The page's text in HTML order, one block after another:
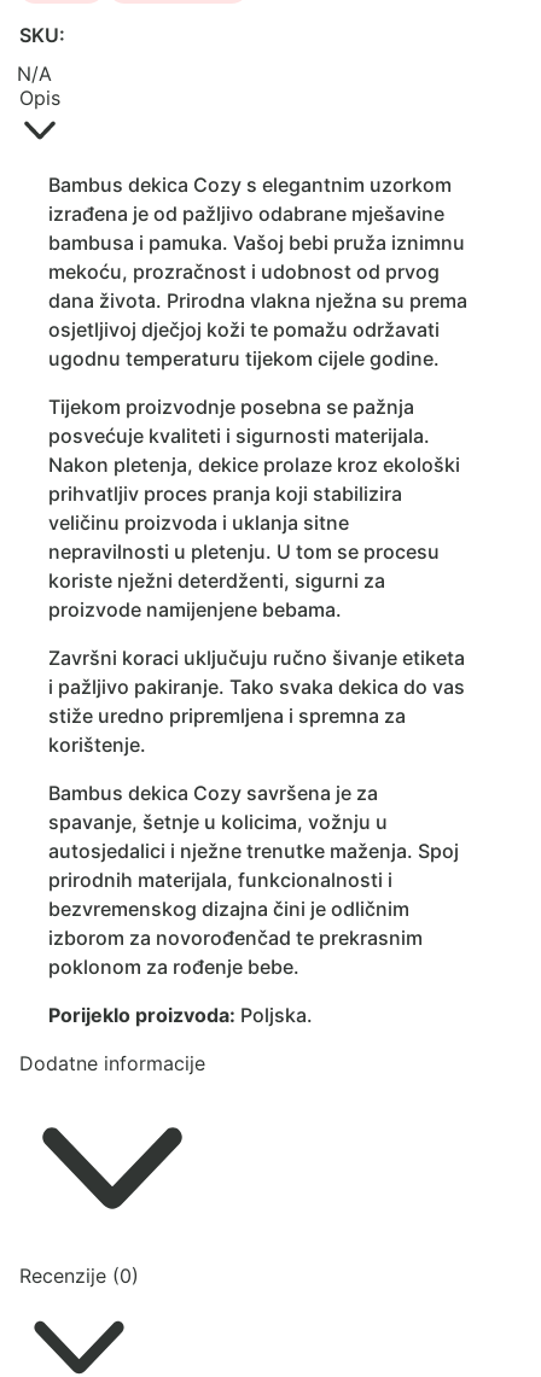
SKU:
N/A
Opis
Bambus dekica Cozy s elegantnim uzorkom
izrađena je od pažljivo odabrane mješavine
bambusa i pamuka. Vašoj bebi pruža iznimnu
mekoću, prozračnost i udobnost od prvog
dana života. Prirodna vlakna nježna su prema
osjetljivoj dječjoj koži te pomažu održavati
ugodnu temperaturu tijekom cijele godine.
Tijekom proizvodnje posebna se pažnja
posvećuje kvaliteti i sigurnosti materijala.
Nakon pletenja, dekice prolaze kroz ekološki
prihvatljiv proces pranja koji stabilizira
veličinu proizvoda i uklanja sitne
nepravilnosti u pletenju. U tom se procesu
koriste nježni deterdženti, sigurni za
proizvode namijenjene bebama.
Završni koraci uključuju ručno šivanje etiketa
i pažljivo pakiranje. Tako svaka dekica do vas
stiže uredno pripremljena i spremna za
korištenje.
Bambus dekica Cozy savršena je za
spavanje, šetnje u kolicima, vožnju u
autosjedalici i nježne trenutke maženja. Spoj
prirodnih materijala, funkcionalnosti i
bezvremenskog dizajna čini je odličnim
izborom za novorođenčad te prekrasnim
poklonom za rođenje bebe.
Porijeklo proizvoda: Poljska.
Dodatne informacije
Recenzije (0)